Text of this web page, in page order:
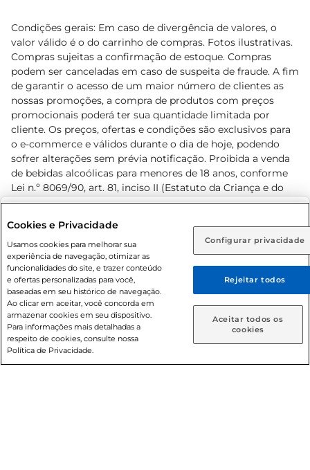
Rio de Janeiro (RJ) Goiás (GO)
Ou
Caso queira comprar online, informe como deseja receber
suas compras:
Entrega em casa Retire em Loja
Condições gerais: Em caso de divergência de valores, o
valor válido é o do carrinho de compras. Fotos ilustrativas.
Compras sujeitas a confirmação de estoque. Compras
podem ser canceladas em caso de suspeita de fraude. A fim
de garantir o acesso de um maior número de clientes as
nossas promoções, a compra de produtos com preços
promocionais poderá ter sua quantidade limitada por
cliente. Os preços, ofertas e condições são exclusivos para
o e-commerce e válidos durante o dia de hoje, podendo
sofrer alterações sem prévia notificação. Proibida a venda
de bebidas alcoólicas para menores de 18 anos, conforme
Lei n.º 8069/90, art. 81, inciso II (Estatuto da Criança e do
Adolescente). Preços e condições exclusivos para o
prévio. O valor mínimo para as compras on-line é de R$
80,00.
© 2026 Copyright. Todos os direitos
reservados Prezunic.
Cookies e Privacidade
Usamos cookies para melhorar sua
experiência de navegação, otimizar as
funcionalidades do site, e trazer conteúdo
e ofertas personalizadas para você,
baseadas em seu histórico de navegação.
Ao clicar em aceitar, você concorda em
armazenar cookies em seu dispositivo.
Para informações mais detalhadas a
respeito de cookies, consulte nossa
Política de Privacidade.
Configurar privacidade
Rejeitar todos
Aceitar todos os
cookies